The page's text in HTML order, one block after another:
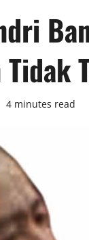
4 minutes read